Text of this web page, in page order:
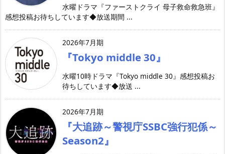
水曜ドラマ『ファーストクライ 母子救命救急班』
感想投稿お待ちしています◆放送期間 ...
2026年7月期
『Tokyo middle 30』
水曜10時ドラマ『Tokyo middle 30』感想投稿お
待ちしています◆放送 ...
2026年7月期
『大追跡～警視庁SSBC強行犯係～
Season2』